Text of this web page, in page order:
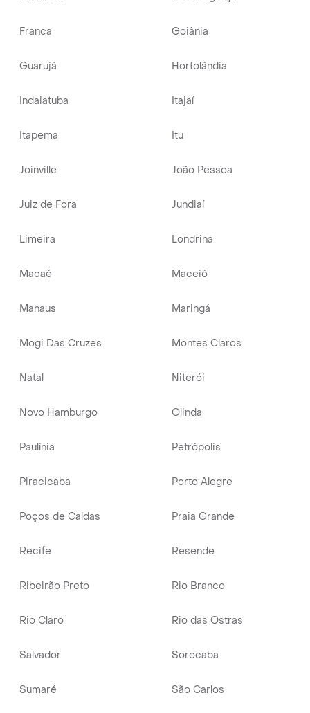
Franca Goiânia
Guarujá Hortolândia
Indaiatuba Itajaí
Itapema Itu
Joinville João Pessoa
Juiz de Fora Jundiaí
Limeira Londrina
Macaé Maceió
Manaus Maringá
Mogi Das Cruzes Montes Claros
Natal Niterói
Novo Hamburgo Olinda
Paulínia Petrópolis
Piracicaba Porto Alegre
Poços de Caldas Praia Grande
Recife Resende
Ribeirão Preto Rio Branco
Rio Claro Rio das Ostras
Salvador Sorocaba
Sumaré São Carlos